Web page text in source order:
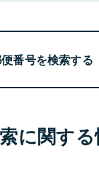
番号を検索する
に関す